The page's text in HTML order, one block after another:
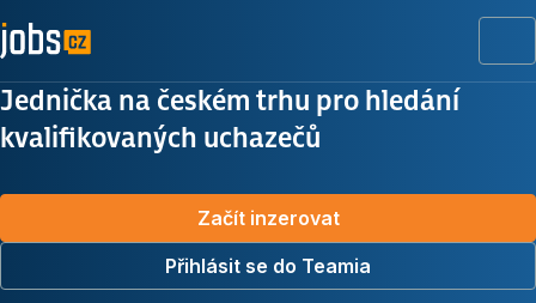
Jednička na českém trhu pro hledání
kvalifikovaných uchazečů
Začít inzerovat
Přihlásit se do Teamia